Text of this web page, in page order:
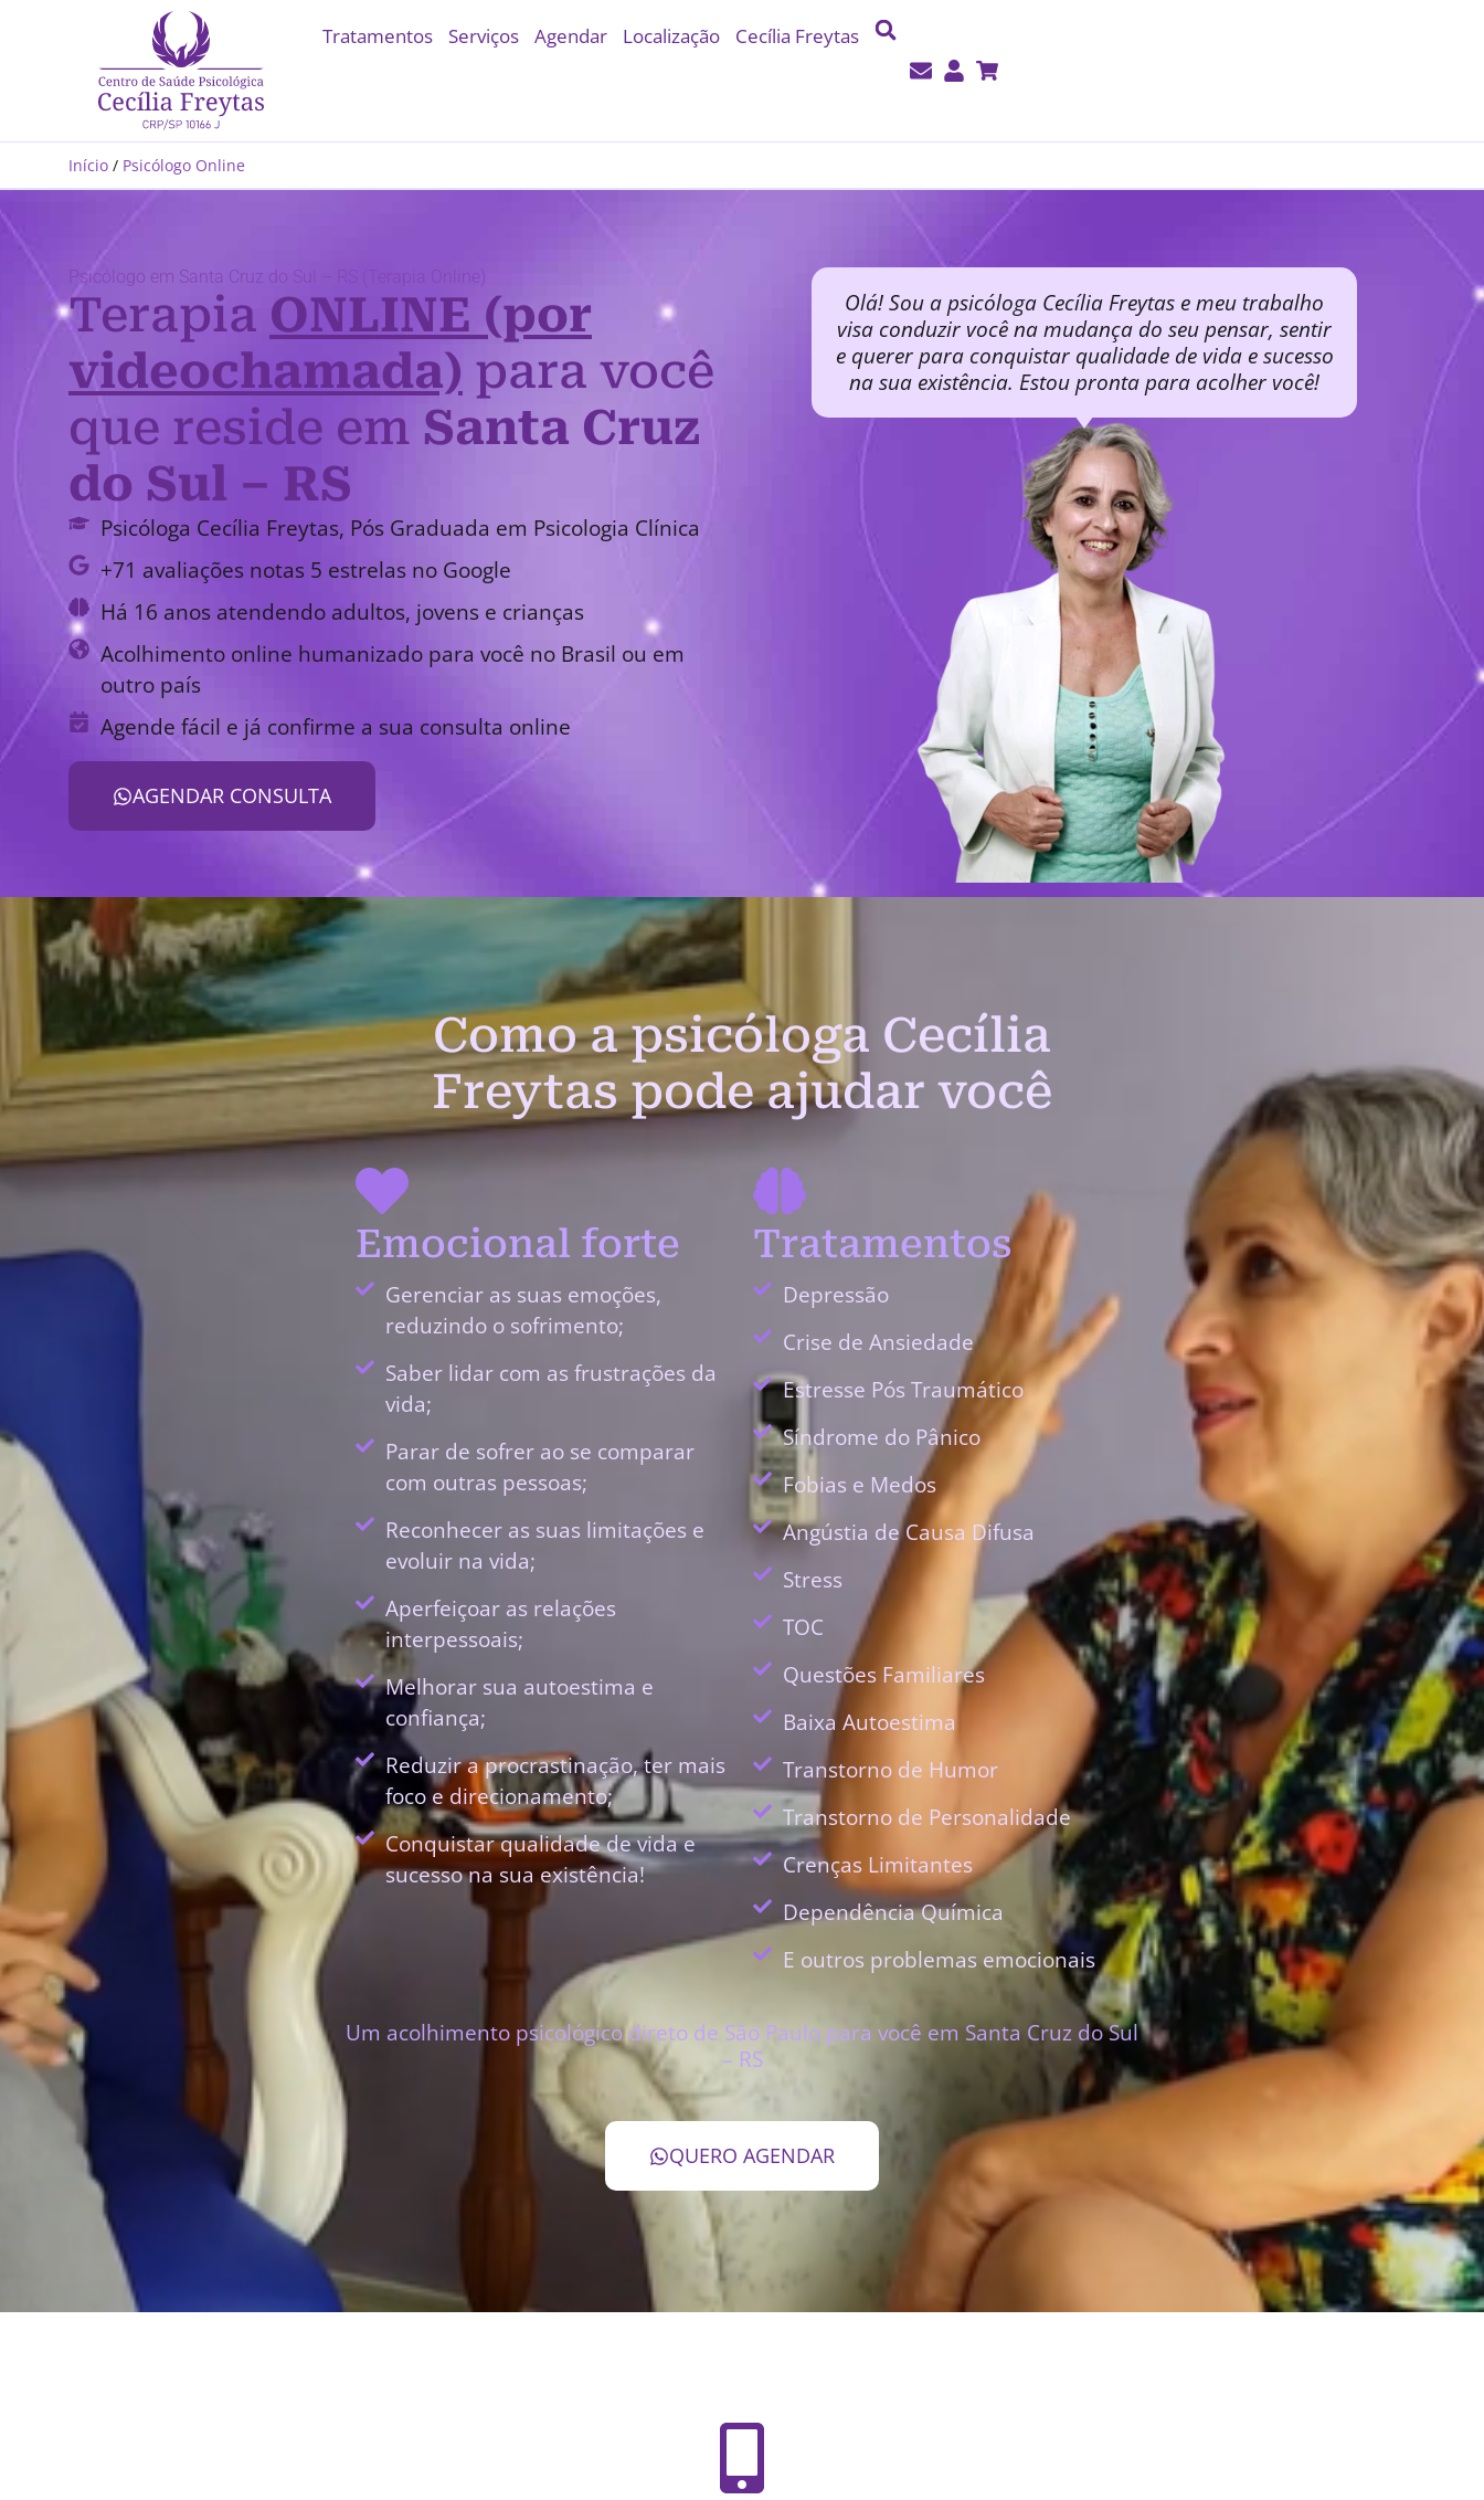
Tratamentos Serviços Agendar Localização Cecília Freytas
Início / Psicólogo Online
Psicólogo em Santa Cruz do Sul – RS (Terapia Online)
Terapia ONLINE (por
videochamada) para você
que reside em Santa Cruz
do Sul – RS
Psicóloga Cecília Freytas, Pós Graduada em Psicologia Clínica
+71 avaliações notas 5 estrelas no Google
Há 16 anos atendendo adultos, jovens e crianças
Acolhimento online humanizado para você no Brasil ou em
outro país
Agende fácil e já confirme a sua consulta online
AGENDAR CONSULTA
Olá! Sou a psicóloga Cecília Freytas e meu trabalho
visa conduzir você na mudança do seu pensar, sentir
e querer para conquistar qualidade de vida e sucesso
na sua existência. Estou pronta para acolher você!
Como a psicóloga Cecília
Freytas pode ajudar você
Emocional forte
Gerenciar as suas emoções,
reduzindo o sofrimento;
Saber lidar com as frustrações da
vida;
Parar de sofrer ao se comparar
com outras pessoas;
Reconhecer as suas limitações e
evoluir na vida;
Aperfeiçoar as relações
interpessoais;
Melhorar sua autoestima e
confiança;
Reduzir a procrastinação, ter mais
foco e direcionamento;
Conquistar qualidade de vida e
sucesso na sua existência!
Tratamentos
Depressão
Crise de Ansiedade
Estresse Pós Traumático
Síndrome do Pânico
Fobias e Medos
Angústia de Causa Difusa
Stress
TOC
Questões Familiares
Baixa Autoestima
Transtorno de Humor
Transtorno de Personalidade
Crenças Limitantes
Dependência Química
E outros problemas emocionais
Um acolhimento psicológico direto de São Paulo para você em Santa Cruz do Sul
– RS
QUERO AGENDAR